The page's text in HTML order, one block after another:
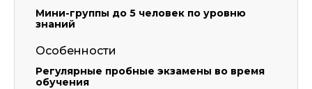
Мини-группы до 5 человек по уровню
знаний
Особенности
Регулярные пробные экзамены во время
обучения